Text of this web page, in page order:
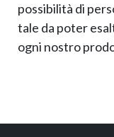
possibilità di
tale da poter
ogni nostro